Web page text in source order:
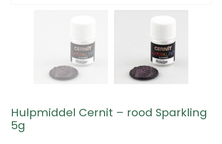
Hulpmiddel Cernit – rood Sparkling
5g